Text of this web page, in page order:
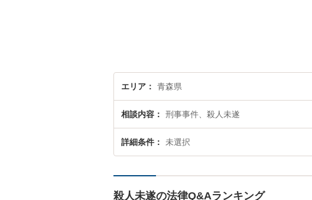
エリア 青森県
相談内容 刑事事件、殺人未遂
詳細条件 未選択
殺人未遂の法律Q&Aランキング